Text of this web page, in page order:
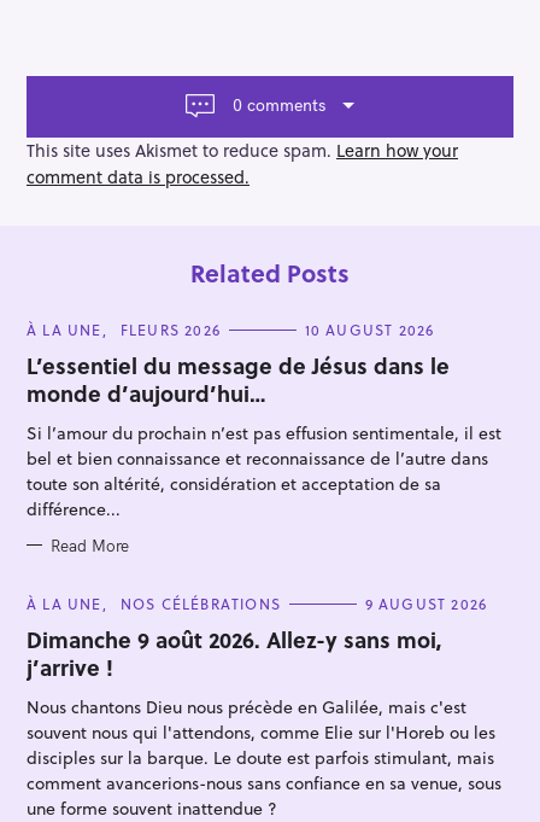
a
o
n
0 comments
This site uses Akismet to reduce spam. Learn how your
comment data is processed.
Related Posts
C
T
E
G
O
R
I
E
S
À LA UNE FLEURS 2026 10 AUGUST 2026
L’essentiel du message de Jésus dans le
monde d’aujourd’hui…
Si l’amour du prochain n’est pas effusion sentimentale, il est
bel et bien connaissance et reconnaissance de l’autre dans
toute son altérité, considération et acceptation de sa
différence...
Read More
C
T
E
G
O
I
E
S
À LA UNE NOS CÉLÉBRATIONS 9 AUGUST 2026
Dimanche 9 août 2026. Allez-y sans moi,
j’arrive !
Nous chantons Dieu nous précède en Galilée, mais c'est
souvent nous qui l'attendons, comme Elie sur l'Horeb ou les
disciples sur la barque. Le doute est parfois stimulant, mais
comment avancerions-nous sans confiance en sa venue, sous
une forme souvent inattendue ?